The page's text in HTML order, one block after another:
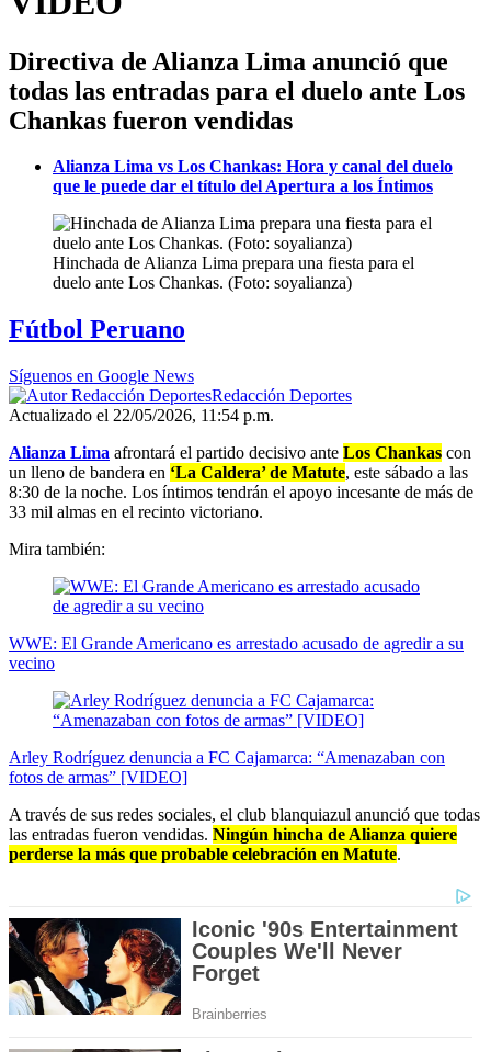
Directiva de Alianza Lima anunció que
todas las entradas para el duelo ante Los
Chankas fueron vendidas
Alianza Lima vs Los Chankas: Hora y canal del duelo
que le puede dar el título del Apertura a los Íntimos
Hinchada de Alianza Lima prepara una fiesta para el
duelo ante Los Chankas. (Foto: soyalianza)
Fútbol Peruano
Síguenos en Google News
Redacción Deportes
Actualizado el 22/05/2026, 11:54 p.m.
Alianza Lima afrontará el partido decisivo ante Los Chankas con
un lleno de bandera en ‘La Caldera’ de Matute, este sábado a las
8:30 de la noche. Los íntimos tendrán el apoyo incesante de más de
33 mil almas en el recinto victoriano.
Mira también:
WWE: El Grande Americano es arrestado acusado de agredir a su
vecino
Arley Rodríguez denuncia a FC Cajamarca: “Amenazaban con
fotos de armas” [VIDEO]
A través de sus redes sociales, el club blanquiazul anunció que todas
las entradas fueron vendidas. Ningún hincha de Alianza quiere
perderse la más que probable celebración en Matute.